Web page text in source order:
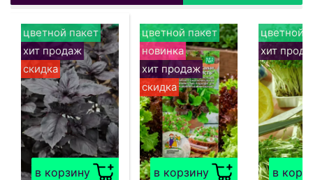
в корзину
цветной пакет
хит продаж
скидка
в корзину
цветной пакет
новинка
хит продаж
скидка
в
цветной
хит